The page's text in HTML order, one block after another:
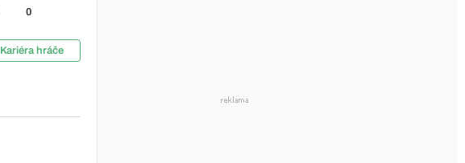
0
Kariéra hráče